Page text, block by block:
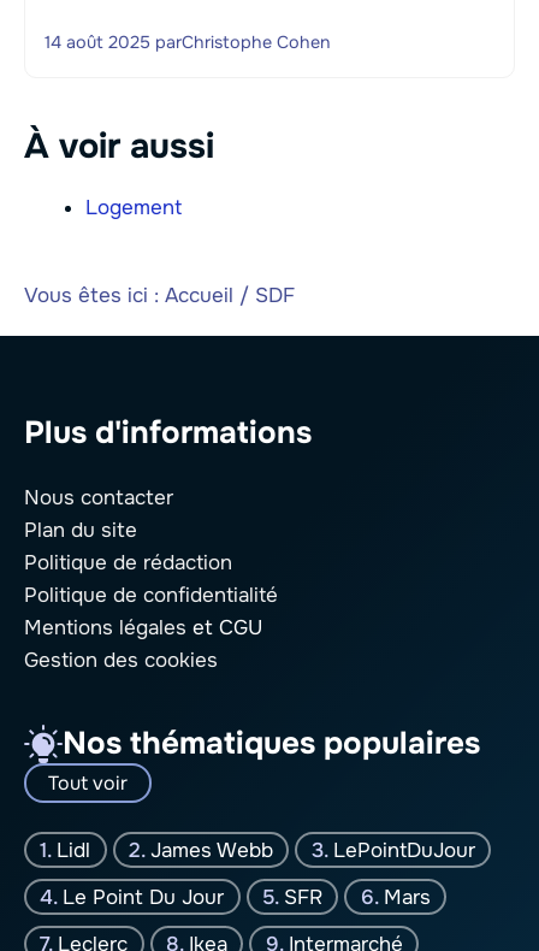
14 août 2025 parChristophe Cohen
À voir aussi
Logement
Vous êtes ici : Accueil / SDF
Plus d'informations
Nous contacter
Plan du site
Politique de rédaction
Politique de confidentialité
Mentions légales et CGU
Gestion des cookies
Nos thématiques populaires
Tout voir
Lidl James Webb
LePointDuJour
Le Point Du Jour
SFR
Mars
Leclerc
Ikea Intermarché